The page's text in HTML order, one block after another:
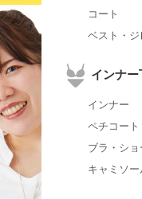
コート
ベスト・ジ
インナ
インナー
ペチコート
ブラ・ショ
キャミソー